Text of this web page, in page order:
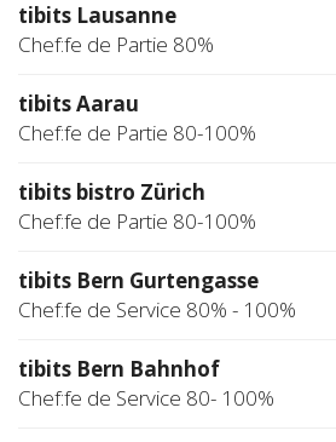
tibits Lausanne
Chef:fe de Partie 80%
tibits Aarau
Chef:fe de Partie 80-100%
tibits bistro Zürich
Chef:fe de Partie 80-100%
tibits Bern Gurtengasse
Chef:fe de Service 80% - 100%
tibits Bern Bahnhof
Chef:fe de Service 80- 100%